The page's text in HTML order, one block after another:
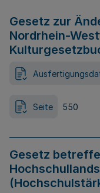
Gesetz zur
Nordrhein-
Seite 550
Gesetz